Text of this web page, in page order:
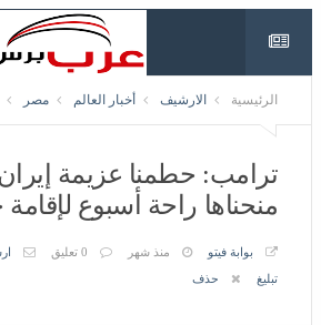
الرئيسية الارشيف أخبار العالم
ترامب: حطمنا عزيمة إيران
منحناها راحة أسبوع لإقامة